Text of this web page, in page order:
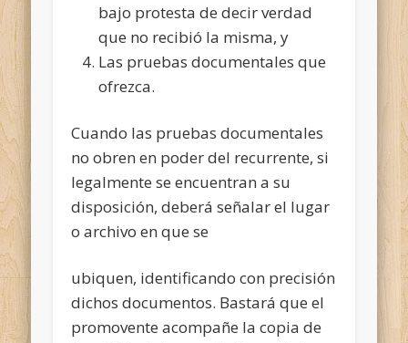
bajo protesta de decir verdad
que no recibió la misma, y
Las pruebas documentales que
ofrezca.
Cuando las pruebas documentales
no obren en poder del recurrente, si
legalmente se encuentran a su
disposición, deberá señalar el lugar
o archivo en que se
ubiquen, identificando con precisión
dichos documentos. Bastará que el
promovente acompañe la copia de